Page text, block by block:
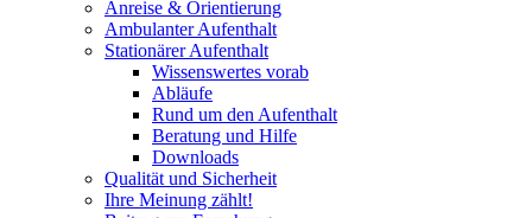
Anreise & Orientierung
Ambulanter Aufenthalt
Stationärer Aufenthalt
Wissenswertes vorab
Abläufe
Rund um den Aufenthalt
Beratung und Hilfe
Downloads
Qualität und Sicherheit
Ihre Meinung zählt!